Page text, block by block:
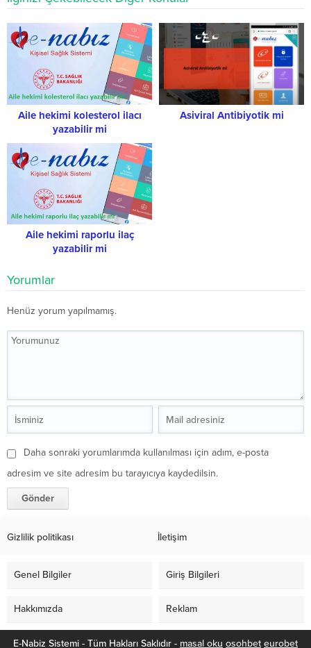
Aile hekimi kolesterol ilacı
yazabilir mi
Asiviral Antibiyotik mi
Aile hekimi raporlu ilaç
yazabilir mi
Yorumlar
Henüz yorum yapılmamış.
Daha sonraki yorumlarımda kullanılması için adım, e-posta
adresim ve site adresim bu tarayıcıya kaydedilsin.
Gizlilik politikası İletişim
Genel Bilgiler Giriş Bilgileri
Hakkımızda Reklam
E-Nabiz Sistemi - Tüm Hakları Saklıdır - masal oku osohbet eurobet